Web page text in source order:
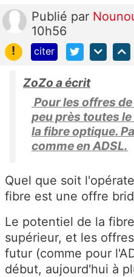
Publié par
10h56
!
citer
ZoZo a écrit
Pour les offres
peu près toutes
la fibre optique.
comme en ADSL.
Quel que soit
fibre est une offre
Le potentiel de la
supérieur, et les
futur (comme pour
début, aujourd'hui à